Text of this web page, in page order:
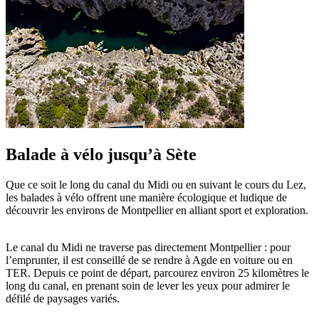
Balade à vélo jusqu’à Sète
Que ce soit le long du canal du Midi ou en suivant le cours du Lez,
les balades à vélo offrent une manière écologique et ludique de
découvrir les environs de Montpellier en alliant sport et exploration.
Le canal du Midi ne traverse pas directement Montpellier : pour
l’emprunter, il est conseillé de se rendre à Agde en voiture ou en
TER. Depuis ce point de départ, parcourez environ 25 kilomètres le
long du canal, en prenant soin de lever les yeux pour admirer le
défilé de paysages variés.